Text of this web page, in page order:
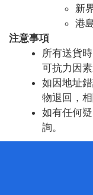
新
港
注意事項
所有送貨
可抗力因素
如因地址
物退回，
如有任何
詢。